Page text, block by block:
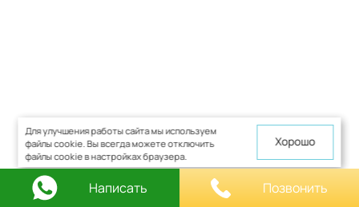
Для улучшения работы сайта мы используем
файлы cookie. Вы всегда можете отключить
файлы cookie в настройках браузера.
Хорошо
Написать Позвонить